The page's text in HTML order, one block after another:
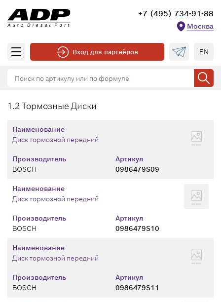
+7 (495) 734-91-88
Москва
Вход для партнёров EN
1.2 Тормозные Диски
Производитель
BOSCH
Артикул
0986479S09
Наименование
Диск тормозной передний
Производитель
BOSCH
Артикул
0986479S10
Наименование
Диск тормозной передний
Производитель
BOSCH
Артикул
0986479S11
Наименование
Диск тормозной передний